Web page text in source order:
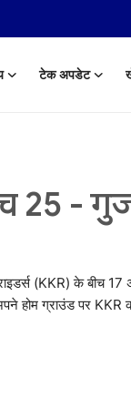
टेक अपडेट
25 -
(KKR) के बीच
होम ग्राउंड पर
2014